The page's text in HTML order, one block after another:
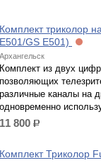
Комплект триколор
E501/GS E501)
Архангельск
Комплект из двух
позволяющих
различные каналы на
одновременно
11 800 р.
Комплект Триколор